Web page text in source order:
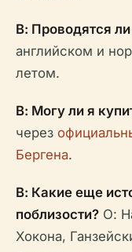
В: Проводятся
английском и
летом.
В: Могу ли я
через
Бергена.
В: Какие еще
поблизости? О:
Хокона,